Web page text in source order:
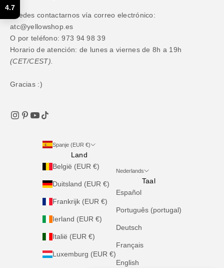
Puedes contactarnos vía correo electrónico:
atc@yellowshop.es
O por teléfono: 973 94 98 39
Horario de atención: de lunes a viernes de 8h a 19h
(CET/CEST).
Gracias :)
Spanje (EUR €)
Land
België (EUR €)
Duitsland (EUR €)
Frankrijk (EUR €)
Ierland (EUR €)
Italië (EUR €)
Luxemburg (EUR €)
Nederlands
Taal
Español
Português (portugal)
Deutsch
Français
English
4.7